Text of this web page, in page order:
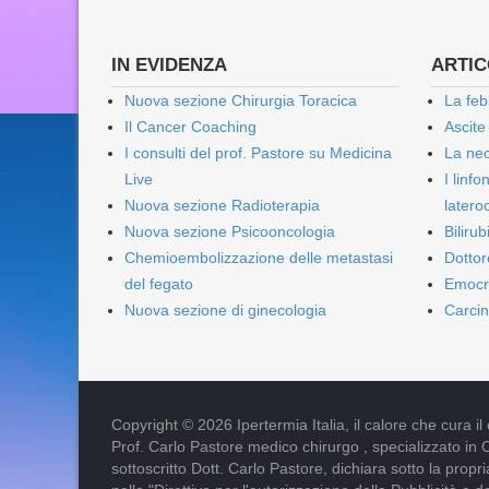
IN EVIDENZA
Nuova sezione Chirurgia Toracica
Il Cancer Coaching
I consulti del prof. Pastore su Medicina
Live
Nuova sezione Radioterapia
Nuova sezione Psicooncologia
Chemioembolizzazione delle metastasi
del fegato
Nuova sezione di ginecologia
La
La
I
Copyright © 2026 Ipertermia Italia, il calore che cura il
Prof. Carlo Pastore medico chirurgo , specializzato in
sottoscritto Dott. Carlo Pastore, dichiara sotto la